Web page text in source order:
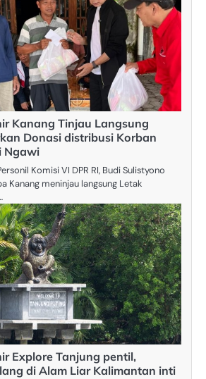
Kanang Tinjau Langsung
Donasi distribusi Korban
Ngawi
Komisi VI DPR RI, Budi Sulistyono
Kanang meninjau langsung Letak
Explore Tanjung pentil,
di Alam Liar Kalimantan inti